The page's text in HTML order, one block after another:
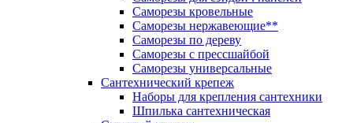
Саморезы кровельные
Саморезы нержавеющие**
Саморезы по дереву
Саморезы с прессшайбой
Саморезы универсальные
Сантехнический крепеж
Наборы для крепления сантехники
Шпилька сантехническая